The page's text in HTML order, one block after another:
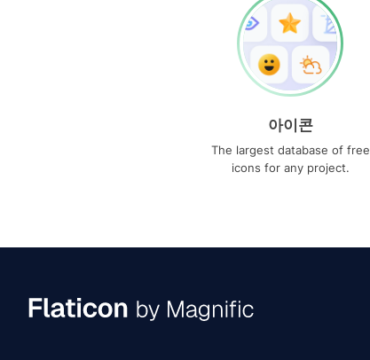
아이콘
The largest database of free
icons for any project.